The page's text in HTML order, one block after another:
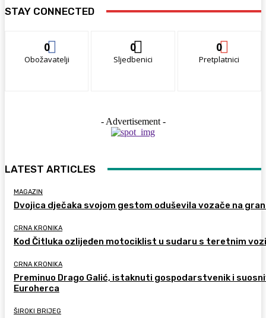
STAY CONNECTED
0
Obožavatelji
0
Sljedbenici
0
Pretplatnici
- Advertisement -
LATEST ARTICLES
MAGAZIN
Dvojica dječaka svojom gestom oduševila vozače na
CRNA KRONIKA
Kod Čitluka ozlijeđen motociklist u sudaru s teretnim
CRNA KRONIKA
Preminuo Drago Galić, istaknuti gospodarstvenik i
Euroherca
ŠIROKI BRIJEG